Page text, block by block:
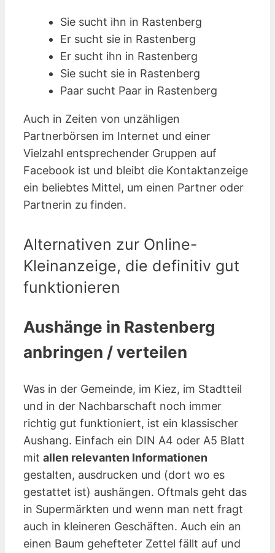
Sie sucht ihn in Rastenberg
Er sucht sie in Rastenberg
Er sucht ihn in Rastenberg
Sie sucht sie in Rastenberg
Paar sucht Paar in Rastenberg
Auch in Zeiten von unzähligen
Partnerbörsen im Internet und einer
Vielzahl entsprechender Gruppen auf
Facebook ist und bleibt die Kontaktanzeige
ein beliebtes Mittel, um einen Partner oder
Partnerin zu finden.
Alternativen zur Online-
Kleinanzeige, die definitiv gut
funktionieren
Aushänge in Rastenberg
anbringen / verteilen
Was in der Gemeinde, im Kiez, im Stadtteil
und in der Nachbarschaft noch immer
richtig gut funktioniert, ist ein klassischer
Aushang. Einfach ein DIN A4 oder A5 Blatt
mit allen relevanten Informationen
gestalten, ausdrucken und (dort wo es
gestattet ist) aushängen. Oftmals geht das
in Supermärkten und wenn man nett fragt
auch in kleineren Geschäften. Auch ein an
einen Baum gehefteter Zettel fällt auf und